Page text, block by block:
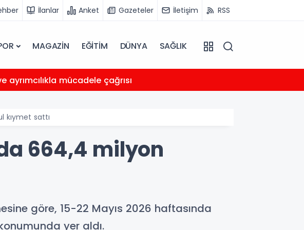
İlanlar Anket Gazeteler İletişim RSS
MAGAZİN EĞİTİM DÜNYA SAĞLIK
ayrımcılıkla mücadele çağrısı
kıymet sattı
664,4 milyon
göre, 15-22 Mayıs 2026 haftasında
yer aldı.